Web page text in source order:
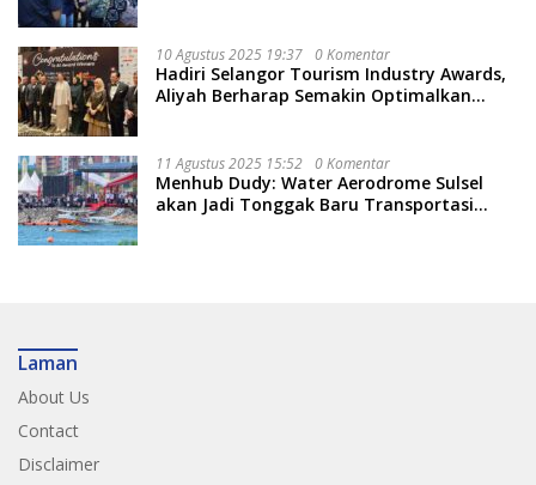
10 Agustus 2025 19:37 0 Komentar
Hadiri Selangor Tourism Industry Awards,
Aliyah Berharap Semakin Optimalkan
11 Agustus 2025 15:52 0 Komentar
Menhub Dudy: Water Aerodrome Sulsel
akan Jadi Tonggak Baru Transportasi
Laman
About Us
Contact
Disclaimer